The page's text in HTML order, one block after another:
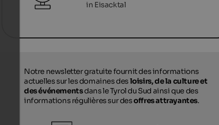
in Eisacktal
Notre newsletter gratuite fournit des informations
actuelles sur les domaines desloisirs, de la culture et
des événementsdans le Tyrol du Sud ainsi que des
informations régulières sur desoffres attrayantes.